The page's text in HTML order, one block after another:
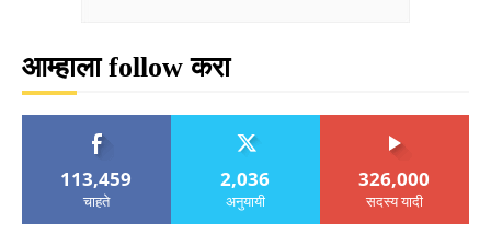
आम्हाला follow करा
113,459
चाहते
2,036
अनुयायी
326,000
सदस्य यादी